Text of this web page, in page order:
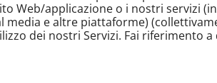
Web/applicazione o i nostri servizi
media e altre piattaforme)
dei nostri Servizi. Fai riferimento a